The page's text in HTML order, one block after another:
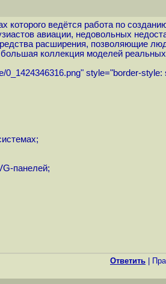
которого ведётся работа по
авиации, недовольных
расширения, позволяющие
коллекция моделей
0_1424346316.png"style="border-style:
панелей;
Ответить